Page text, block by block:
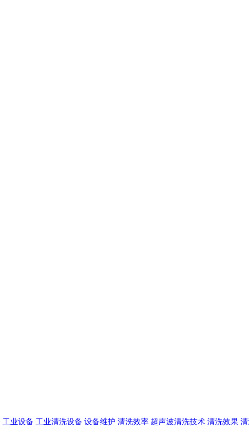
工业设备 工业清洗设备 设备维护 清洗效率 超声波清洗技术 清洗效果